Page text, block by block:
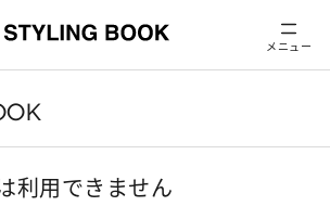
メニュー
利用できません